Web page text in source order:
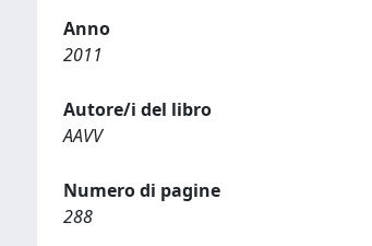
Anno
2011
Autore/i del libro
AAVV
Numero di pagine
288